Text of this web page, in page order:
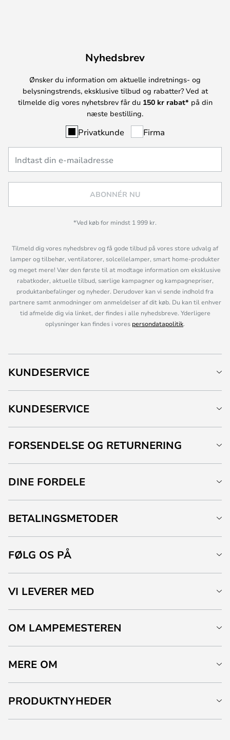
Nyhedsbrev
Ønsker du information om aktuelle indretnings- og
belysningstrends, eksklusive tilbud og rabatter? Ved at
tilmelde dig vores nyhetsbrev får du 150 kr rabat* på din
næste bestilling.
Privatkunde Firma
ABONNÉR NU
*Ved køb for mindst 1 999 kr.
Tilmeld dig vores nyhedsbrev og få gode tilbud på vores store udvalg af
lamper og tilbehør, ventilatorer, solcellelamper, smart home-produkter
og meget mere! Vær den første til at modtage information om eksklusive
rabatkoder, aktuelle tilbud, særlige kampagner og kampagnepriser,
produktanbefalinger og nyheder. Derudover kan vi sende indhold fra
partnere samt anmodninger om anmeldelser af dit køb. Du kan til enhver
tid afmelde dig via linket, der findes i alle nyhedsbreve. Yderligere
oplysninger kan findes i vores persondatapolitik.
KUNDESERVICE
KUNDESERVICE
FORSENDELSE OG RETURNERING
DINE FORDELE
BETALINGSMETODER
FØLG OS PÅ
VI LEVERER MED
OM LAMPEMESTEREN
MERE OM
PRODUKTNYHEDER